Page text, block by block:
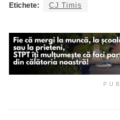
Etichete: CJ Timis